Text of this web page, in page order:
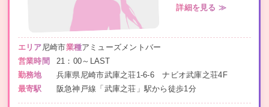
詳細を見る ≫
エリア尼崎市業種アミューズメントバー
営業時間
21：00～LAST
勤務地
兵庫県尼崎市武庫之荘1-6-6 ナビオ武庫之荘4F
最寄駅
阪急神戸線「武庫之荘」駅から徒歩1分